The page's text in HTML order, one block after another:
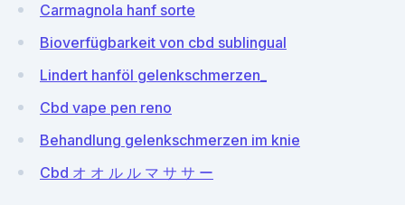
Carmagnola hanf sorte
Bioverfügbarkeit von cbd sublingual
Lindert hanföl gelenkschmerzen_
Cbd vape pen reno
Behandlung gelenkschmerzen im knie
Cbd オ オ ル ル マ サ サ ー